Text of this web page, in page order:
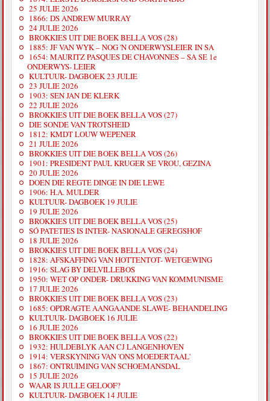
25 JULIE 2026
1866: DS ANDREW MURRAY
24 JULIE 2026
BROKKIES UIT DIE BOEK BELLA VOS (28)
1885: JF VAN WYK – NOG 'N ONDERWYSLEIER IN SA
1654: MAURITZ PASQUES DE CHAVONNES – SA SE 1e
ONDERWYS- LEIER
KULTUUR- DAGBOEK 23 JULIE
23 JULIE 2026
1903: SEN JAN DE KLERK
22 JULIE 2026
BROKKIES UIT DIE BOEK BELLA VOS (27)
DIE SONDE VAN TROTSHEID
1812: KMDT LOUW WEPENER
21 JULIE 2026
BROKKIES UIT DIE BOEK BELLA VOS (26)
1901: PRESIDENT PAUL KRUGER SE VROU, GEZINA
20 JULIE 2026
DOEN DIE REGTE DINGE IN DIE LEWE
1906: H.A. MULDER
KULTUUR- DAGBOEK 19 JULIE
19 JULIE 2026
BROKKIES UIT DIE BOEK BELLA VOS (25)
SÓ PATETIES IS INTER- NASIONALE GEREGSHOF
18 JULIE 2026
BROKKIES UIT DIE BOEK BELLA VOS (24)
1828: AFSKAFFING VAN HOTTENTOT- WETGEWING
1916: SLAG BY DELVILLEBOS
1950: WET OP ONDER- DRUKKING VAN KOMMUNISME
17 JULIE 2026
BROKKIES UIT DIE BOEK BELLA VOS (23)
1685: OPDRAGTE AANGAANDE SLAWE- BEHANDELING
KULTUUR- DAGBOEK 16 JULIE
16 JULIE 2026
BROKKIES UIT DIE BOEK BELLA VOS (22)
1932: HULDEBLYK AAN CJ LANGENHOVEN
1914: VERSKYNING VAN 'ONS MOEDERTAAL'
1867: ONTRUIMING VAN SCHOEMANSDAL
15 JULIE 2026
WAAR IS JULLE GELOOF?
KULTUUR- DAGBOEK 14 JULIE